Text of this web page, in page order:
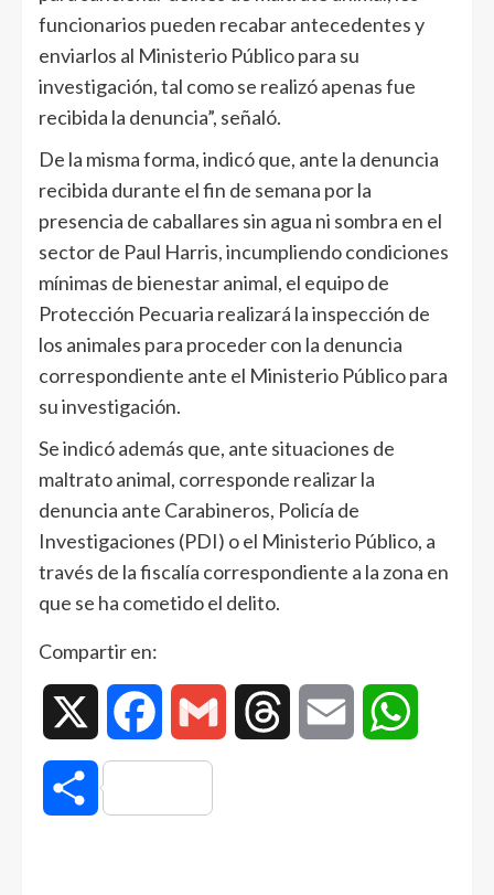
funcionarios pueden recabar antecedentes y
enviarlos al Ministerio Público para su
investigación, tal como se realizó apenas fue
recibida la denuncia”, señaló.
De la misma forma, indicó que, ante la denuncia
recibida durante el fin de semana por la
presencia de caballares sin agua ni sombra en el
sector de Paul Harris, incumpliendo condiciones
mínimas de bienestar animal, el equipo de
Protección Pecuaria realizará la inspección de
los animales para proceder con la denuncia
correspondiente ante el Ministerio Público para
su investigación.
Se indicó además que, ante situaciones de
maltrato animal, corresponde realizar la
denuncia ante Carabineros, Policía de
Investigaciones (PDI) o el Ministerio Público, a
través de la fiscalía correspondiente a la zona en
que se ha cometido el delito.
Compartir en:
Facebook Gmail Threads Email
Compartir